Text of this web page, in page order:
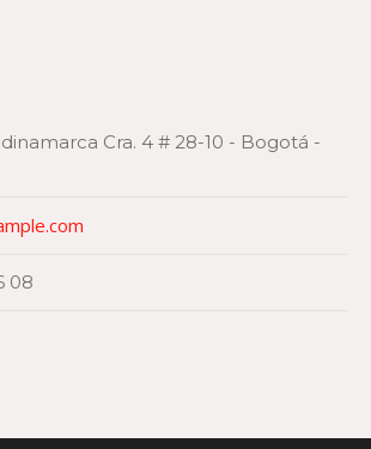
Cra. 4 # 28-10 - Bogotá -
08